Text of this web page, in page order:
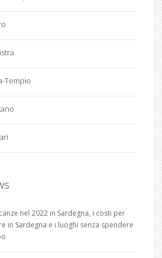
Tempio
nel 2022 in Sardegna, i costi per
in Sardegna e i luoghi senza spendere